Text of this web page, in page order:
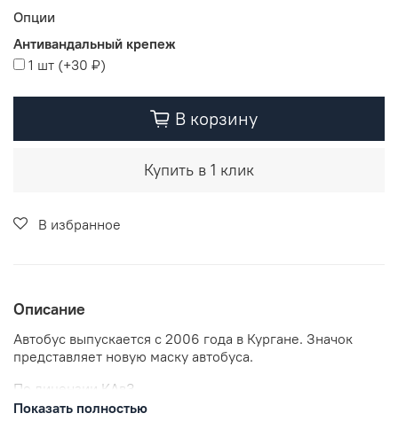
Опции
Антивандальный крепеж
1 шт (+30 ₽)
В корзину
Купить в 1 клик
В избранное
Описание
Автобус выпускается с 2006 года в Кургане. Значок
представляет новую маску автобуса.
По лицензии КАвЗ.
Показать полностью